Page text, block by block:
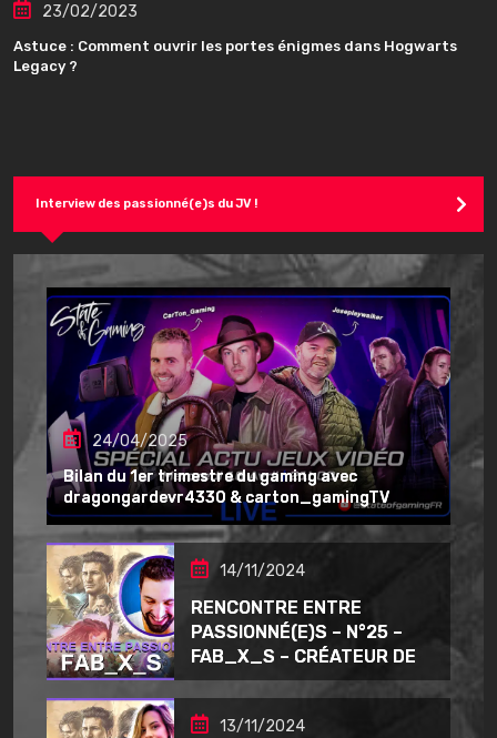
23/02/2023
Astuce : Comment ouvrir les portes énigmes dans Hogwarts
Legacy ?
Interview des passionné(e)s du JV !
24/04/2025
Bilan du 1er trimestre du gaming avec
dragongardevr4330 & carton_gamingTV ​
14/11/2024
RENCONTRE ENTRE
PASSIONNÉ(E)S – N°25 –
FAB_X_S – CRÉATEUR DE
13/11/2024